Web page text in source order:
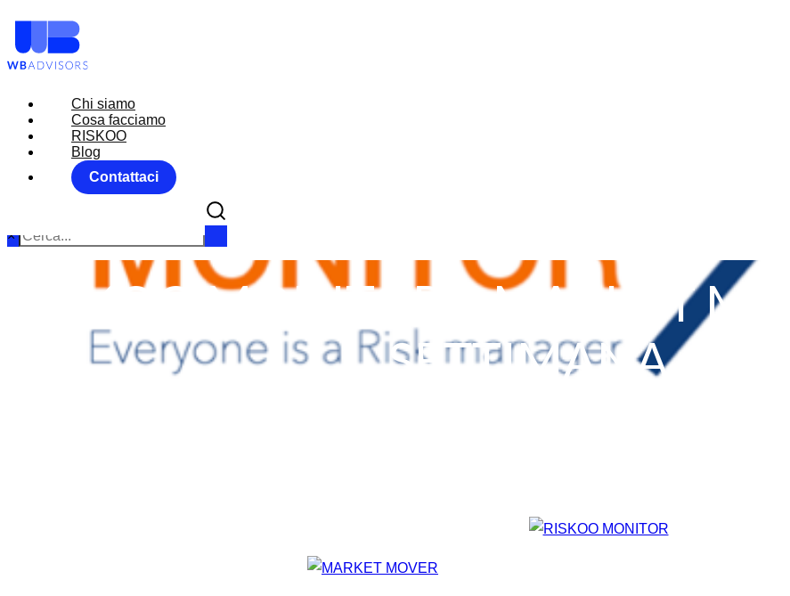
Chi siamo
Cosa facciamo
RISKOO
Blog
Contattaci
Chi siamo
Cosa facciamo
RISKOO
Blog
Contattaci
×
RISKOO MONITOR: I MARKET
SETTIMANA